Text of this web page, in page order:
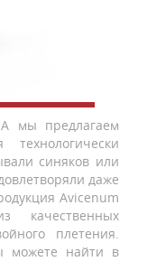
мы предлагаем
технологически
синяков или
даже
Avicenum
качественных
плетения.
можете найти в